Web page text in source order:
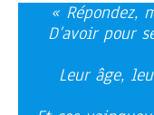
« Répondez,
D’avoir pour
Leur âge,